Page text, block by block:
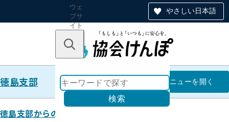
やさしい日本語
ウェ
ブサ
イト
のナ
ン
キーワードで探す
検索
徳島支部 徳島支部
メニューを開く
徳島支部からのお知らせ